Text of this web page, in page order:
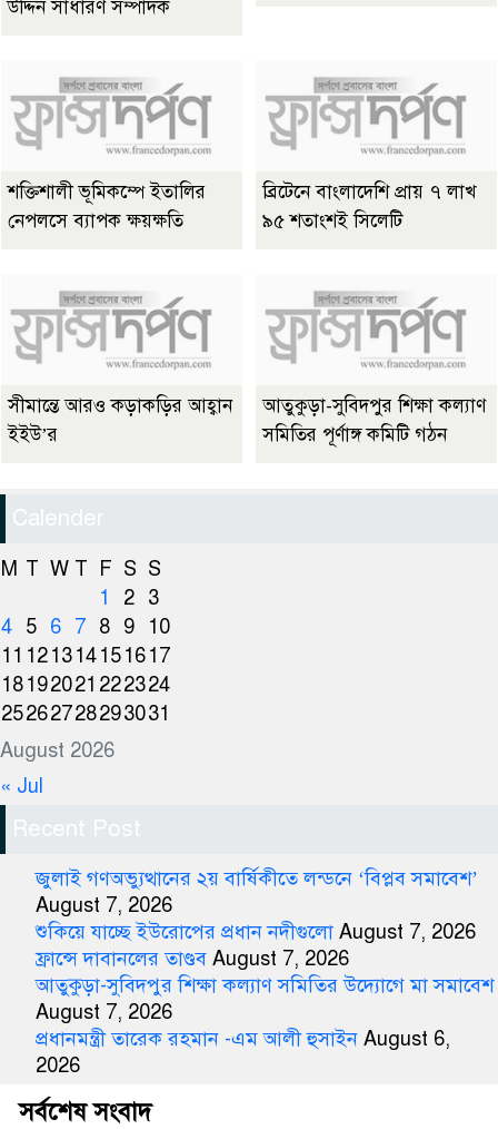
উদ্দিন সাধারণ সম্পাদক
শক্তিশালী ভূমিকম্পে ইতালির
নেপলসে ব্যাপক ক্ষয়ক্ষতি
ব্রিটেনে বাংলাদেশি প্রায় ৭ লাখ
৯৫ শতাংশই সিলেটি
সীমান্তে আরও কড়াকড়ির আহ্বান
ইইউ’র
আতুকুড়া-সুবিদপুর শিক্ষা কল্যাণ
সমিতির পূর্ণাঙ্গ কমিটি গঠন
Calender
August 2026
M T W T F S S
1
2 3
4 5 6 7 8 9
10
11 121314151617
18192021 222324
25262728293031
« Jul
Recent Post
জুলাই গণঅভ্যুত্থানের ২য় বার্ষিকীতে লন্ডনে ‘বিপ্লব সমাবেশ’
August 7, 2026
শুকিয়ে যাচ্ছে ইউরোপের প্রধান নদীগুলো August 7, 2026
ফ্রান্সে দাবানলের তাণ্ডব August 7, 2026
আতুকুড়া-সুবিদপুর শিক্ষা কল্যাণ সমিতির উদ্যোগে মা সমাবেশ
August 7, 2026
প্রধানমন্ত্রী তারেক রহমান -এম আলী হুসাইন August 6,
2026
সর্বশেষ সংবাদ